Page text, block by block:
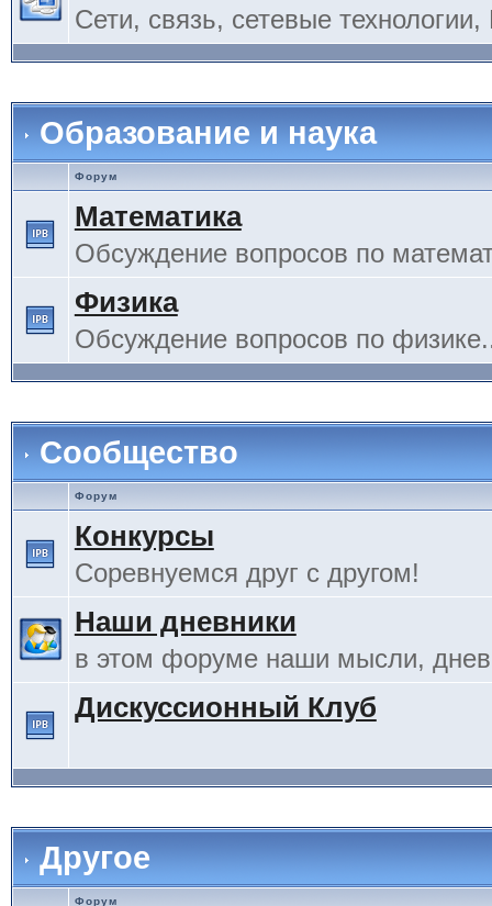
Сети, связь, сетевые технологии,
Образование и наука
Форум
Математика
Обсуждение вопросов по
Физика
Обсуждение вопросов по
Сообщество
Форум
Конкурсы
Соревнуемся друг с другом!
Наши дневники
в этом форуме наши мысли,
Дискуссионный Клуб
Другое
Форум